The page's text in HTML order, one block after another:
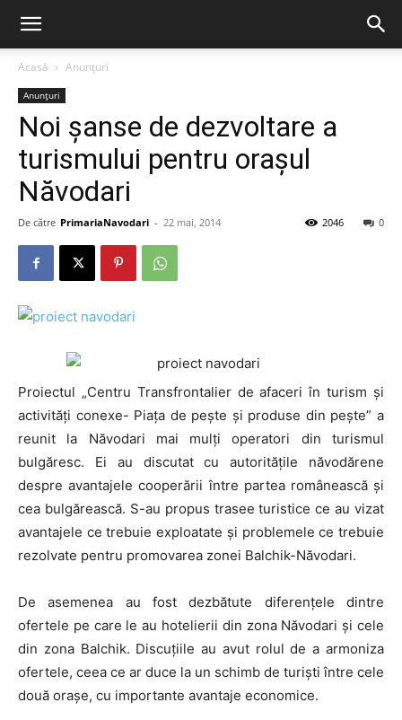
Acasă Anunțuri
Anunțuri
Noi șanse de dezvoltare a
turismului pentru orașul
Năvodari
De către PrimariaNavodari - 22 mai, 2014 0
2046
Proiectul „Centru Transfrontalier de afaceri în turism și
activități conexe- Piața de pește și produse din pește” a
reunit la Năvodari mai mulți operatori din turismul
bulgăresc. Ei au discutat cu autoritățile năvodărene
despre avantajele cooperării între partea românească și
cea bulgărească. S-au propus trasee turistice ce au vizat
avantajele ce trebuie exploatate și problemele ce trebuie
rezolvate pentru promovarea zonei Balchik-Năvodari.
De asemenea au fost dezbătute diferențele dintre
ofertele pe care le au hotelierii din zona Năvodari și cele
din zona Balchik. Discuțiile au avut rolul de a armoniza
ofertele, ceea ce ar duce la un schimb de turiști între cele
două orașe, cu importante avantaje economice.